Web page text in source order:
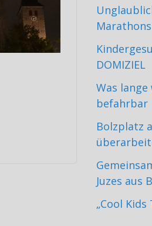
DOMIZIEL
Was
befahrbar
Bolzplatz
Juzes aus
„Cool